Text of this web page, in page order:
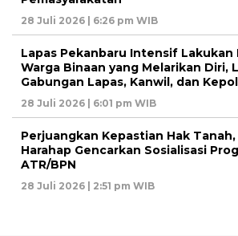
28 Juli 2026 | 6:26 pm WIB
Lapas Pekanbaru Intensif Lakukan
Warga Binaan yang Melarikan Diri,
Gabungan Lapas, Kanwil, dan
28 Juli 2026 | 6:01 pm WIB
Perjuangkan Kepastian Hak
Harahap Gencarkan Sosialisasi
ATR/BPN
28 Juli 2026 | 2:51 pm WIB